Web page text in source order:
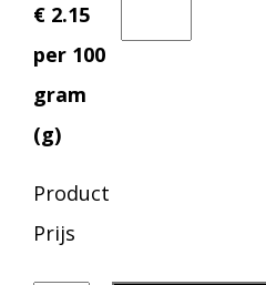
€ 2.15
per 100
gram
(g)
Product
Prijs